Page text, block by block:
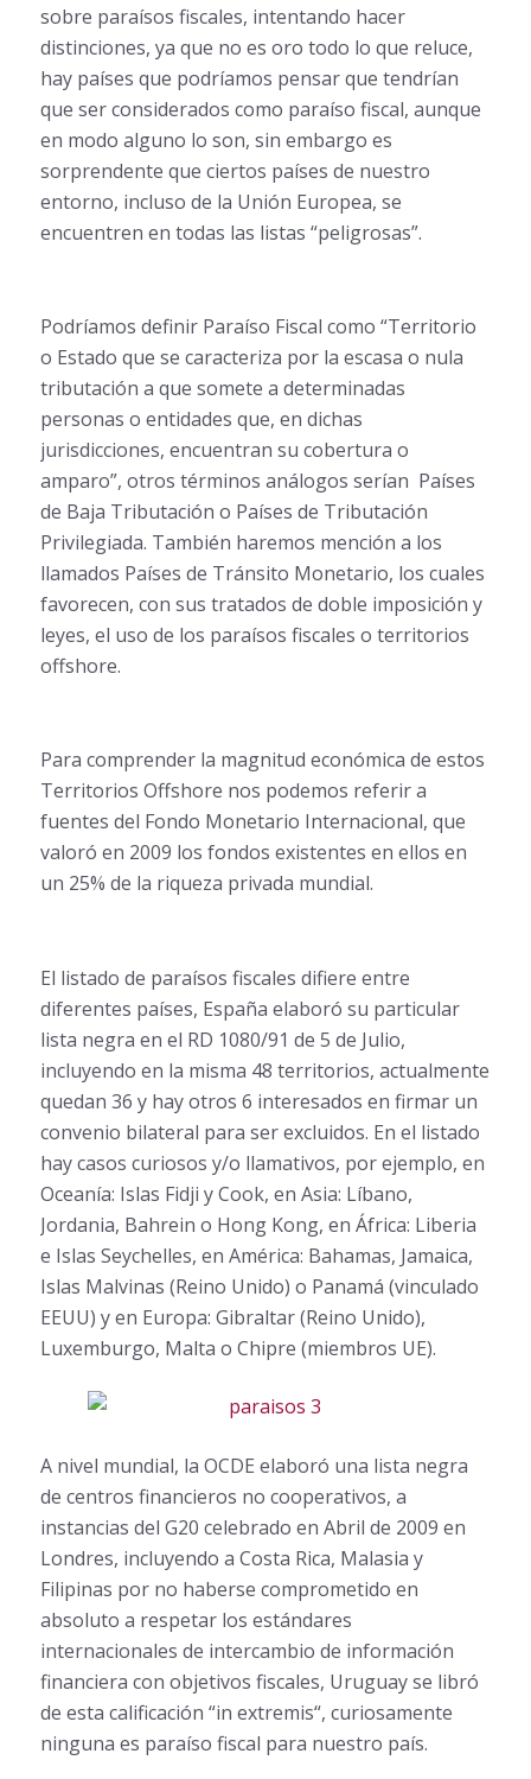
sobre paraísos fiscales, intentando hacer
distinciones, ya que no es oro todo lo que reluce,
hay países que podríamos pensar que tendrían
que ser considerados como paraíso fiscal, aunque
en modo alguno lo son, sin embargo es
sorprendente que ciertos países de nuestro
entorno, incluso de la Unión Europea, se
encuentren en todas las listas “peligrosas”.
Podríamos definir Paraíso Fiscal como “Territorio
o Estado que se caracteriza por la escasa o nula
tributación a que somete a determinadas
personas o entidades que, en dichas
jurisdicciones, encuentran su cobertura o
amparo”, otros términos análogos serían Países
de Baja Tributación o Países de Tributación
Privilegiada. También haremos mención a los
llamados Países de Tránsito Monetario, los cuales
favorecen, con sus tratados de doble imposición y
leyes, el uso de los paraísos fiscales o territorios
offshore.
Para comprender la magnitud económica de estos
Territorios Offshore nos podemos referir a
fuentes del Fondo Monetario Internacional, que
valoró en 2009 los fondos existentes en ellos en
un 25% de la riqueza privada mundial.
El listado de paraísos fiscales difiere entre
diferentes países, España elaboró su particular
lista negra en el RD 1080/91 de 5 de Julio,
incluyendo en la misma 48 territorios, actualmente
quedan 36 y hay otros 6 interesados en firmar un
convenio bilateral para ser excluidos. En el listado
hay casos curiosos y/o llamativos, por ejemplo, en
Oceanía: Islas Fidji y Cook, en Asia: Líbano,
Jordania, Bahrein o Hong Kong, en África: Liberia
e Islas Seychelles, en América: Bahamas, Jamaica,
Islas Malvinas (Reino Unido) o Panamá (vinculado
EEUU) y en Europa: Gibraltar (Reino Unido),
Luxemburgo, Malta o Chipre (miembros UE).
A nivel mundial, la OCDE elaboró una lista negra
de centros financieros no cooperativos, a
instancias del G20 celebrado en Abril de 2009 en
Londres, incluyendo a Costa Rica, Malasia y
Filipinas por no haberse comprometido en
absoluto a respetar los estándares
internacionales de intercambio de información
financiera con objetivos fiscales, Uruguay se libró
de esta calificación “in extremis“, curiosamente
ninguna es paraíso fiscal para nuestro país.